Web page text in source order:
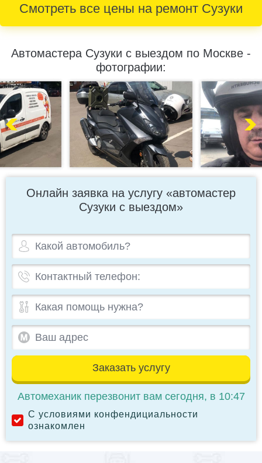
Смотреть все цены на ремонт Сузуки
Автомастера Сузуки с выездом по Москве -
фотографии:
Онлайн заявка на услугу «автомастер
Сузуки с выездом»
Заказать услугу
С условиями конфендициальности
ознакомлен
Автомеханик перезвонит вам сегодня, в 10:47